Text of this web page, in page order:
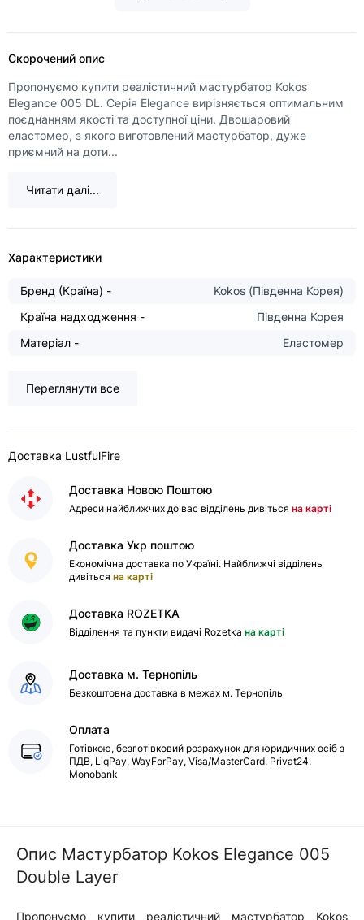
Скорочений опис
Пропонуємо купити реалістичний мастурбатор Kokos
Elegance 005 DL. Серія Elegance вирізняється оптимальним
поєднанням якості та доступної ціни. Двошаровий
еластомер, з якого виготовлений мастурбатор, дуже
приємний на доти...
Читати далі...
Характеристики
Бренд (Країна) -
Kokos (Південна Корея)
Країна надходження -
Південна Корея
Матеріал -
Еластомер
Переглянути все
Доставка LustfulFire
Доставка Новою Поштою
Адреси найближчих до вас відділень дивіться на карті
Доставка Укр поштою
Економічна доставка по Україні. Найближчі відділень
дивіться на карті
Доставка ROZETKA
Відділення та пункти видачі Rozetka на карті
Доставка м. Тернопіль
Безкоштовна доставка в межах м. Тернопіль
Оплата
Готівкою, безготівковий розрахунок для юридичних осіб з
ПДВ, LiqPay, WayForPay, Visa/MasterCard, Privat24,
Monobank
Опис Мастурбатор Kokos Elegance 005
Double Layer
Пропонуємо купити реалістичний мастурбатор Kokos